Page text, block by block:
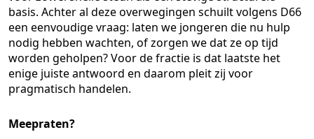
basis. Achter al deze overwegingen schuilt volgens D66
een eenvoudige vraag: laten we jongeren die nu hulp
nodig hebben wachten, of zorgen we dat ze op tijd
worden geholpen? Voor de fractie is dat laatste het
enige juiste antwoord en daarom pleit zij voor
pragmatisch handelen.
Meepraten?